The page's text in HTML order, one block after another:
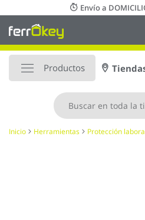
al
contenido
Envío a
Productos
Inicio Herramientas Protección